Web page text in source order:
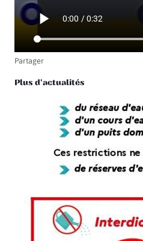
Partager
Plus d'actualités